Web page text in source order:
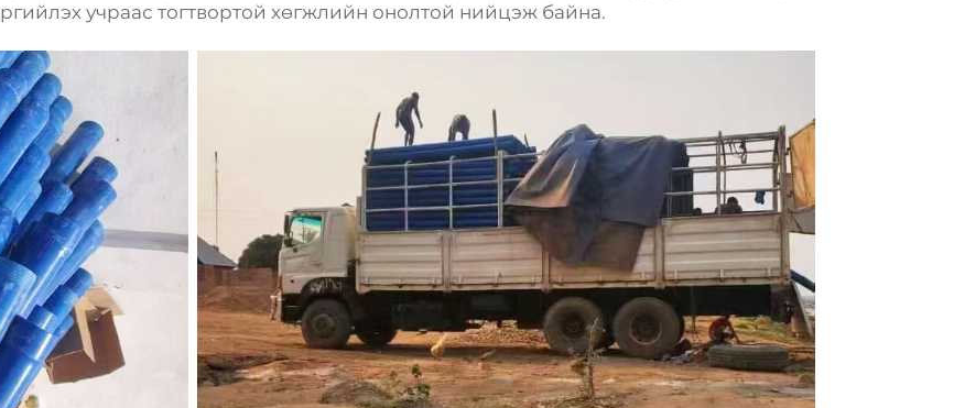
учраас тогтвортой хөгжлийн онолтой нийцэж байна.